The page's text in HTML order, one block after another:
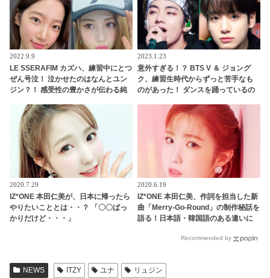
2022.9.9
LE SSERAFIM カズハ、練習中にとつ
ぜん号泣！ 泣かせたのはなんとユン
ジン？！ 感受性の豊かさが伝わる純
2023.1.23
意外すぎる！？ BTS V ＆ ジョング
ク、練習生時代からずっと苦手なも
のがあった！ ダンスを踊っているの
がら痛みに耐える彼らの姿にくぎづ
2020.7.29
IZ*ONE 本田仁美が、日本に帰ったら
やりたいこととは・・？ 「〇〇ばっ
かりだけど・・・」
2020.6.19
IZ*ONE 本田仁美、作詞を担当した新
曲「Merry-Go-Round」の制作秘話を
語る！日本語・韓国語のある違いに
Recommended by
NEWS ITZY ユナ リュジン